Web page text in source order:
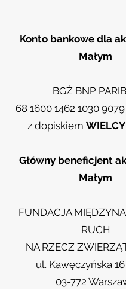
Konto bankowe dla
Małym
BGŻ BNP
68 1600 1462 1030
z dopiskiem
Główny beneficjent
Małym
FUNDACJA
RUCH
NA RZECZ
ul. Kawęczyńska
03-772